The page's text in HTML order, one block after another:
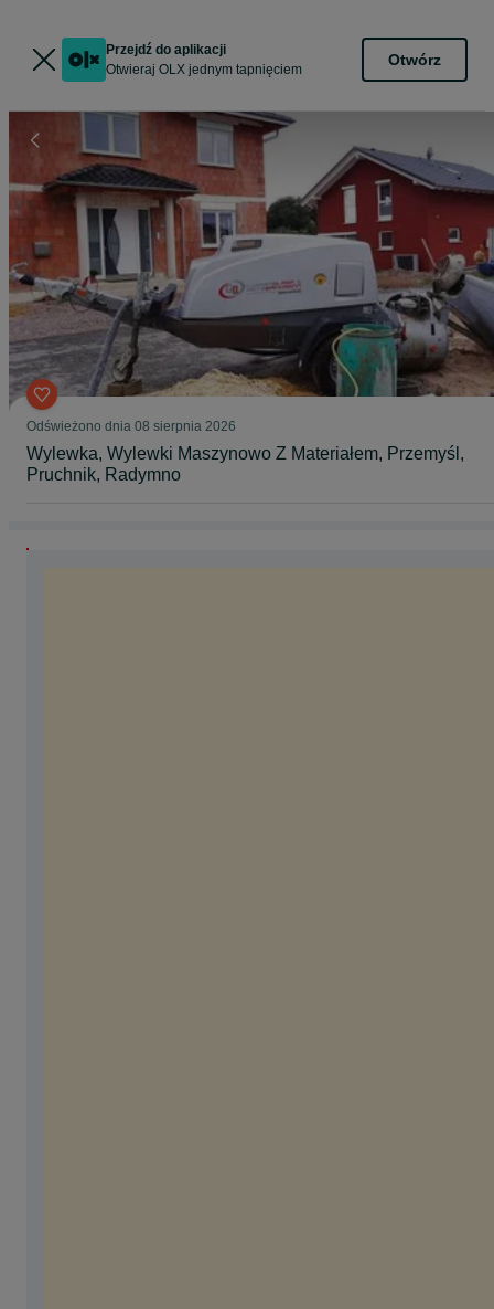
Przejdź do aplikacji
Otwieraj OLX jednym tapnięciem
Otwórz
Odświeżono dnia 08 sierpnia 2026
Wylewka, Wylewki Maszynowo Z Materiałem, Przemyśl,
Pruchnik, Radymno